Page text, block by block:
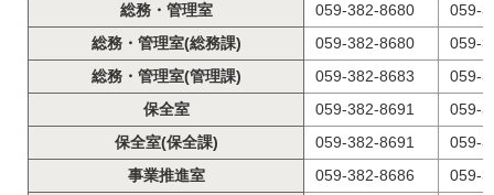
総務・管理室
059-382-8680
059-
総務・管理室(総務課)
059-382-8680
059-
総務・管理室(管理課)
059-382-8683
059-
保全室
059-382-8691
059-
保全室(保全課)
059-382-8691
059-
事業推進室
059-382-8686
059-